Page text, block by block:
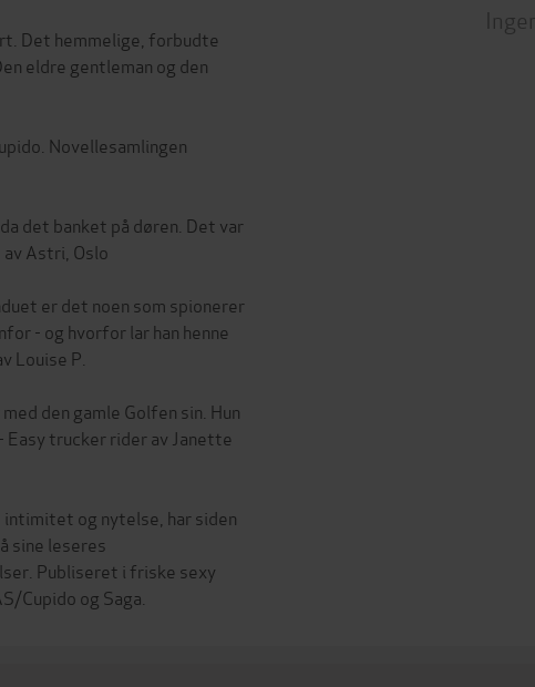
Det hemmelige, forbudte
eldre gentleman og den
Novellesamlingen
det banket på døren. Det var
Astri, Oslo
er det noen som spionerer
- og hvorfor lar han henne
Louise P.
den gamle Golfen sin. Hun
Easy trucker rider av Janette
og nytelse, har siden
sine leseres
Publiseret i friske sexy